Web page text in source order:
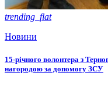
trending_flat
Новини
15-річного волонтера з
нагородою за допомогу ЗСУ